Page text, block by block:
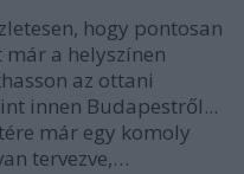
hogy pontosan
már a helyszínen
az ottani
innen Budapestről...
már egy komoly
tervezve,…